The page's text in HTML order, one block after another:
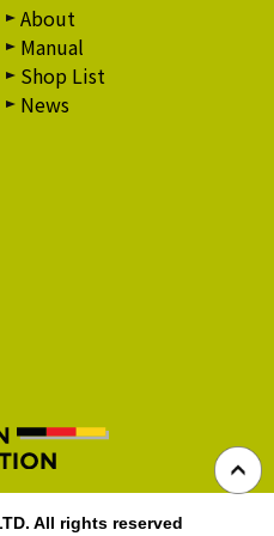
About
Manual
Shop List
News
All rights reserved